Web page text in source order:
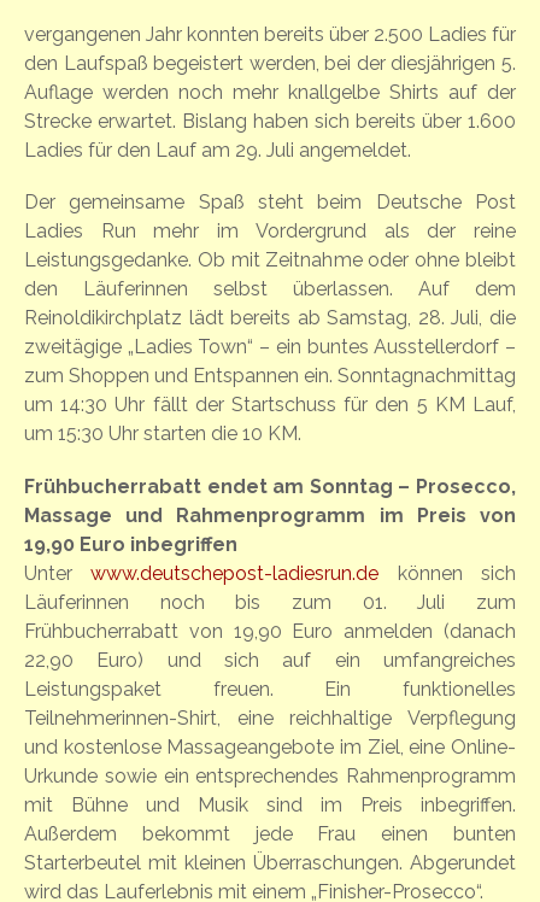
vergangenen Jahr konnten bereits über 2.500 Ladies für
den Laufspaß begeistert werden, bei der diesjährigen 5.
Auflage werden noch mehr knallgelbe Shirts auf der
Strecke erwartet. Bislang haben sich bereits über 1.600
Ladies für den Lauf am 29. Juli angemeldet.
Der gemeinsame Spaß steht beim Deutsche Post
Ladies Run mehr im Vordergrund als der reine
Leistungsgedanke. Ob mit Zeitnahme oder ohne bleibt
den Läuferinnen selbst überlassen. Auf dem
Reinoldikirchplatz lädt bereits ab Samstag, 28. Juli, die
zweitägige „Ladies Town“ – ein buntes Ausstellerdorf –
zum Shoppen und Entspannen ein. Sonntagnachmittag
um 14:30 Uhr fällt der Startschuss für den 5 KM Lauf,
um 15:30 Uhr starten die 10 KM.
Frühbucherrabatt endet am Sonntag – Prosecco,
Massage und Rahmenprogramm im Preis von
19,90 Euro inbegriffen
Unterwww.deutschepost-ladiesrun.de können sich
Läuferinnen noch bis zum 01. Juli zum
Frühbucherrabatt von 19,90 Euro anmelden (danach
22,90 Euro) und sich auf ein umfangreiches
Leistungspaket freuen. Ein funktionelles
Teilnehmerinnen-Shirt, eine reichhaltige Verpflegung
und kostenlose Massageangebote im Ziel, eine Online-
Urkunde sowie ein entsprechendes Rahmenprogramm
mit Bühne und Musik sind im Preis inbegriffen.
Außerdem bekommt jede Frau einen bunten
Starterbeutel mit kleinen Überraschungen. Abgerundet
wird das Lauferlebnis mit einem „Finisher-Prosecco“.